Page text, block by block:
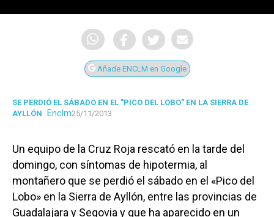
Añade ENCLM en Google
SE PERDIÓ EL SÁBADO EN EL "PICO DEL LOBO" EN LA SIERRA DE
AYLLÓN Enclm25/11/2013
Un equipo de la Cruz Roja rescató en la tarde del
domingo, con síntomas de hipotermia, al
montañero que se perdió el sábado en el «Pico del
Lobo» en la Sierra de Ayllón, entre las provincias de
Guadalajara y Segovia y que ha aparecido en un